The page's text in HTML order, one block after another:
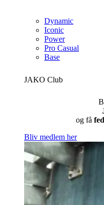
Dynamic
Iconic
Power
Pro Casual
Base
JAKO Club
og få
Bliv medlem her